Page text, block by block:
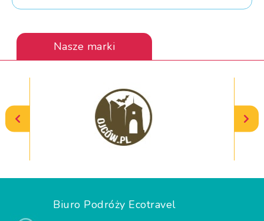
Nasze marki
Biuro Podróży Ecotravel